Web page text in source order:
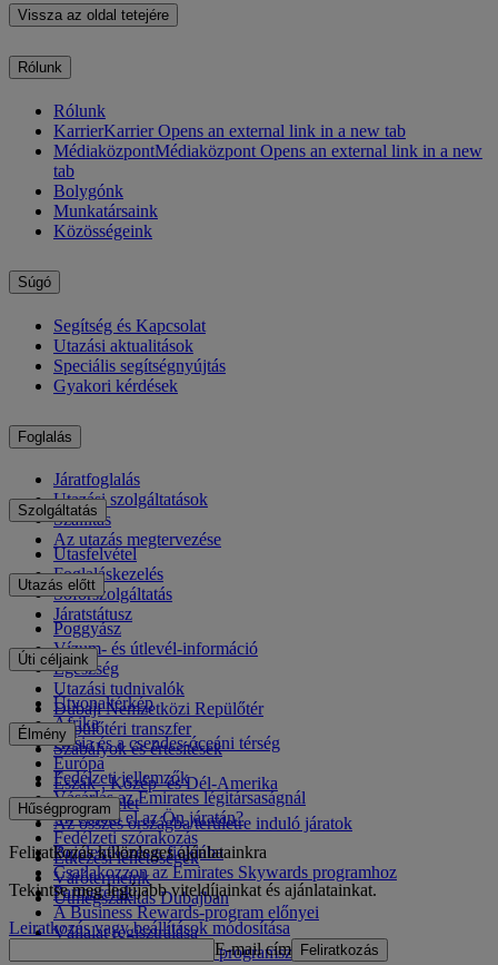
Vissza az oldal tetejére
Rólunk
Rólunk
KarrierKarrier Opens an external link in a new tab
MédiaközpontMédiaközpont Opens an external link in a new
tab
Bolygónk
Munkatársaink
Közösségeink
Súgó
Segítség és Kapcsolat
Utazási aktualitások
Speciális segítségnyújtás
Gyakori kérdések
Foglalás
Járatfoglalás
Utazási szolgáltatások
Szállítás
Az utazás megtervezése
Szolgáltatás
Utasfelvétel
Foglaláskezelés
Sofőrszolgáltatás
Járatstátusz
Utazás előtt
Poggyász
Vízum- és útlevél-információ
Egészség
Utazási tudnivalók
Dubaji Nemzetközi Repülőtér
Repülőtéri transzfer
Szabályok és értesítések
Úti céljaink
Útvonaltérkép
Afrika
Ázsia és a csendes-óceáni térség
Európa
Észak-, Közép- és Dél-Amerika
Közel-Kelet
Az összes országba/területre induló járatok
Élmény
Fedélzeti jellemzők
Vásárlás az Emirates légitársaságnál
Mi érhető el az Ön járatán?
Fedélzeti szórakozás
Étkezési lehetőségek
Várótermeink
Útmegszakítás Dubajban
Hűségprogram
Bejelentkezés a fiókjába
Csatlakozzon az Emirates Skywards programhoz
Partnereink
A Business Rewards-program előnyei
Vállalat regisztrálása
Az Emirates Skywards programszabályzata
Feliratkozás különleges ajánlatainkra
Tekintse meg legújabb viteldíjainkat és ajánlatainkat.
Leiratkozás vagy beállítások módosítása
E-mail cím Feliratkozás